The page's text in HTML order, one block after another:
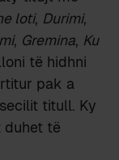
loti, Durimi,
, Gremina, Ku
të hidhni
pak a
titull. Ky
të